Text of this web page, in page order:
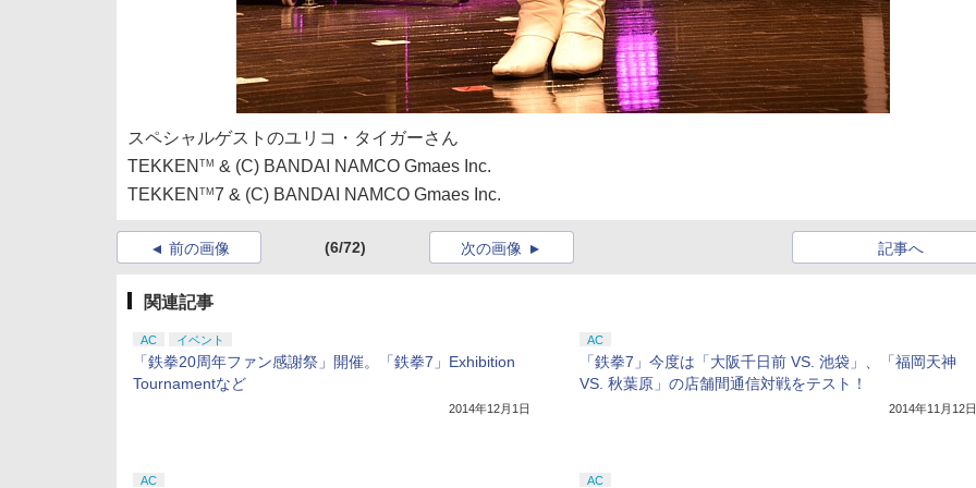
スペシャルゲストのユリコ・タイガーさん
TEKKEN TM & (C) BANDAI NAMCO Gmaes Inc.
TEKKEN TM 7 & (C) BANDAI NAMCO Gmaes Inc.
前の画像 (6/72) 記事へ
次の画像
関連記事
AC イベント
「鉄拳20周年ファン感謝祭」開催。「鉄拳7」Exhibition
Tournamentなど
2014年12月1日
AC
「鉄拳7」今度は「大阪千日前 VS. 池袋」、「福岡天神
VS. 秋葉原」の店舗間通信対戦をテスト！
2014年11月12日
AC AC